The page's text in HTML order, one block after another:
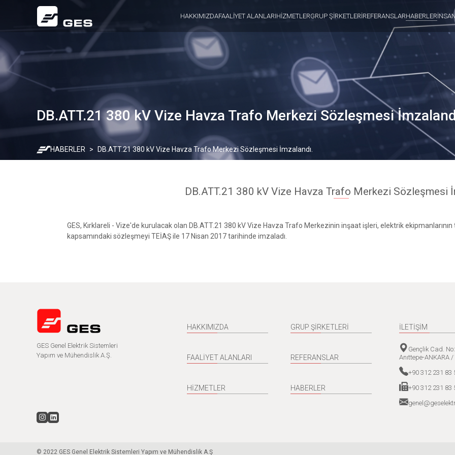
HAKKIMIZDAFAALİYET ALANLARIHİZMETLERGRUP ŞİRKETLERİREFERANSLARHABERLER
DB.ATT.21 380 kV Vize Havza Trafo Merkezi Sözleşmesi
HABERLER DB.ATT.21 380 kV Vize Havza Trafo Merkezi Sözleşmesi İmzalandı.
DB.ATT.21 380 kV Vize Havza Trafo Merkezi Sözleşmesi
GES, Kırklareli - Vize'de kurulacak olan DB.ATT.21 380 kV Vize Havza Trafo Merkezinin inşaat işleri, elektrik ekipmanlarının
kapsamındaki sözleşmeyi TEİAŞ ile 17 Nisan 2017 tarihinde imzaladı.
GES Genel Elektrik Sistemleri
Yapım ve Mühendislik A.Ş.
HAKKIMIZDA
FAALİYET ALANLARI
HİZMETLER
GRUP ŞİRKETLERİ
REFERANSLAR
HABERLER
İLETİŞİM
Gençlik Cad.
Anıttepe-ANKARA /
+90 312 231 83
+90 312 231 83
© 2022 GES Genel Elektrik Sistemleri Yapım ve Mühendislik A.Ş